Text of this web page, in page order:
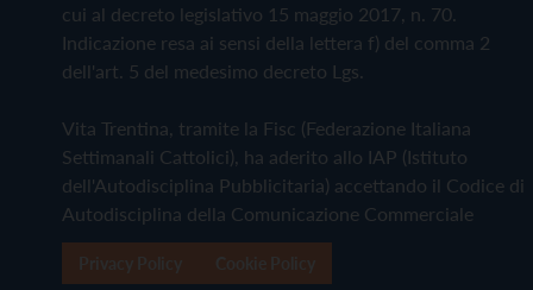
cui al decreto legislativo 15 maggio 2017, n. 70.
Indicazione resa ai sensi della lettera f) del comma 2
dell'art. 5 del medesimo decreto Lgs.
Vita Trentina, tramite la Fisc (Federazione Italiana
Settimanali Cattolici), ha aderito allo IAP (Istituto
dell'Autodisciplina Pubblicitaria) accettando il Codice di
Autodisciplina della Comunicazione Commerciale